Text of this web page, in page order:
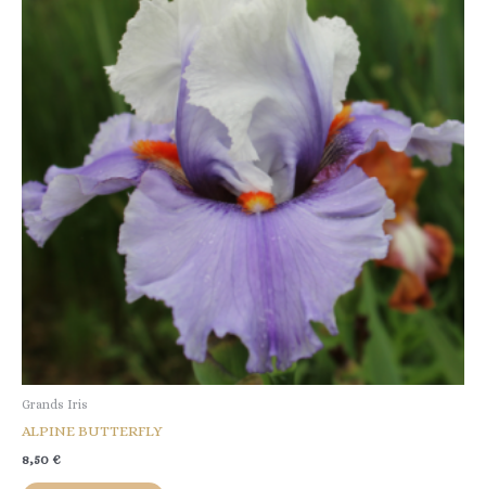
Grands Iris
ALPINE BUTTERFLY
8,50 €